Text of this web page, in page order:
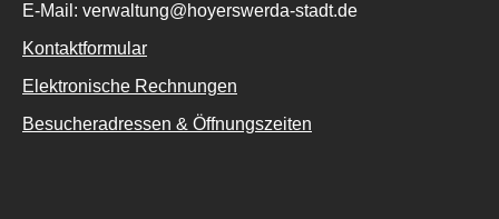
E-Mail: verwaltung@hoyerswerda-stadt.de
Kontaktformular
Elektronische Rechnungen
Besucheradressen & Öffnungszeiten